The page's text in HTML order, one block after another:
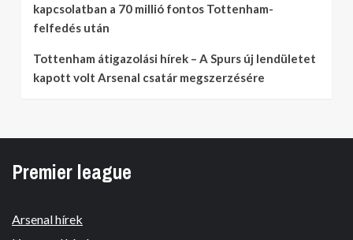
kapcsolatban a 70 millió fontos Tottenham-
felfedés után
Tottenham átigazolási hírek – A Spurs új lendületet
kapott volt Arsenal csatár megszerzésére
Premier league
Arsenal hírek